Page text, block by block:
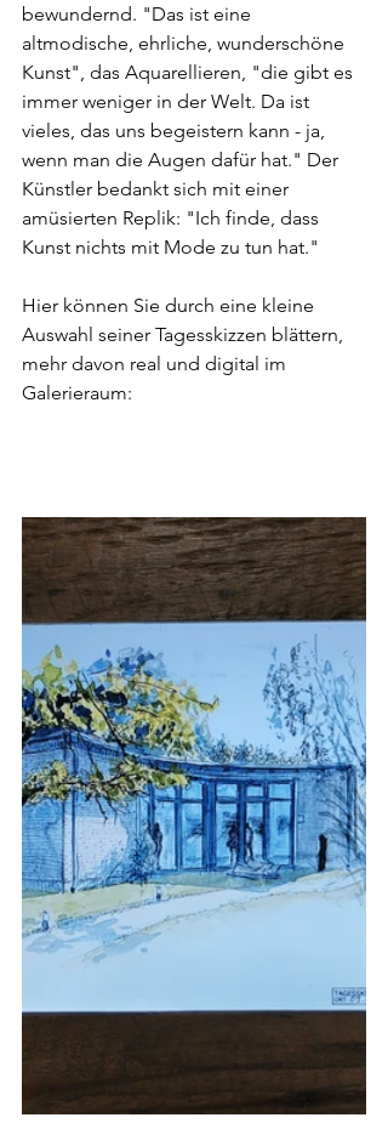
bewundernd. "Das ist eine
altmodische, ehrliche, wunderschöne
Kunst", das Aquarellieren, "die gibt es
immer weniger in der Welt. Da ist
vieles, das uns begeistern kann - ja,
wenn man die Augen dafür hat." Der
Künstler bedankt sich mit einer
amüsierten Replik: "Ich finde, dass
Kunst nichts mit Mode zu tun hat."
Hier können Sie durch eine kleine
Auswahl seiner Tagesskizzen blättern,
mehr davon real und digital im
Galerieraum: